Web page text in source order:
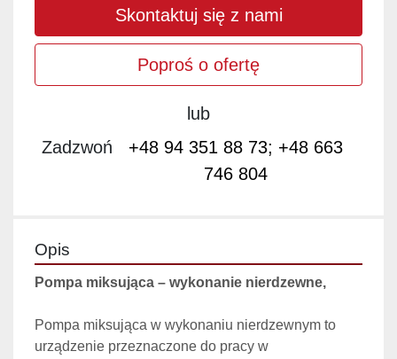
Skontaktuj się z nami
Poproś o ofertę
lub
Zadzwoń
+48 94 351 88 73; +48 663
746 804
Opis
Pompa miksująca – wykonanie nierdzewne,
Pompa miksująca w wykonaniu nierdzewnym to
urządzenie przeznaczone do pracy w